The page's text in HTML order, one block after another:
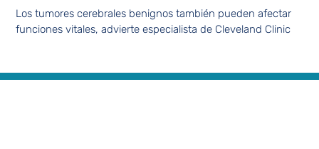
Los tumores cerebrales benignos también pueden afectar
funciones vitales, advierte especialista de Cleveland Clinic